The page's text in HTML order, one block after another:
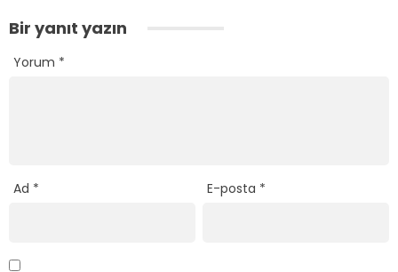
Bir yanıt yazın
Yorum *
Ad * E-posta *